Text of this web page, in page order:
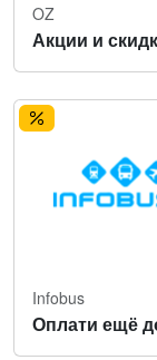
OZ
Акции и
Infobus
Оплати ещё